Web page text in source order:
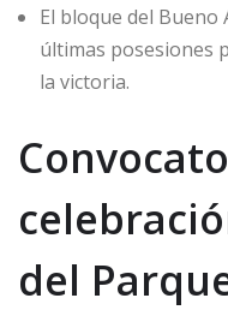
El bloque del Bueno
últimas posesiones
la victoria.
del